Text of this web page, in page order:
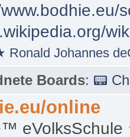
Ronald Johannes
Boards: 📟
online